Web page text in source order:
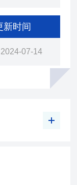
测试。
新时间
2024-07-14